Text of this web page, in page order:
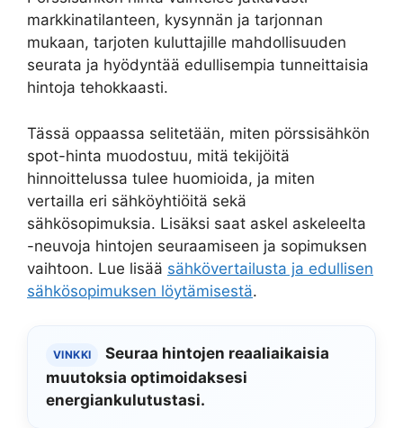
markkinatilanteen, kysynnän ja tarjonnan
mukaan, tarjoten kuluttajille mahdollisuuden
seurata ja hyödyntää edullisempia tunneittaisia
hintoja tehokkaasti.
Tässä oppaassa selitetään, miten pörssisähkön
spot-hinta muodostuu, mitä tekijöitä
hinnoittelussa tulee huomioida, ja miten
vertailla eri sähköyhtiöitä sekä
sähkösopimuksia. Lisäksi saat askel askeleelta
-neuvoja hintojen seuraamiseen ja sopimuksen
vaihtoon. Lue lisää sähkövertailusta ja edullisen
sähkösopimuksen löytämisestä.
VINKKI
Seuraa hintojen reaaliaikaisia
muutoksia optimoidaksesi
energiankulutustasi.